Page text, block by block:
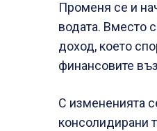
Променя се и
водата. Вместо
доход, което
финансовите
С измененията
консолидирани